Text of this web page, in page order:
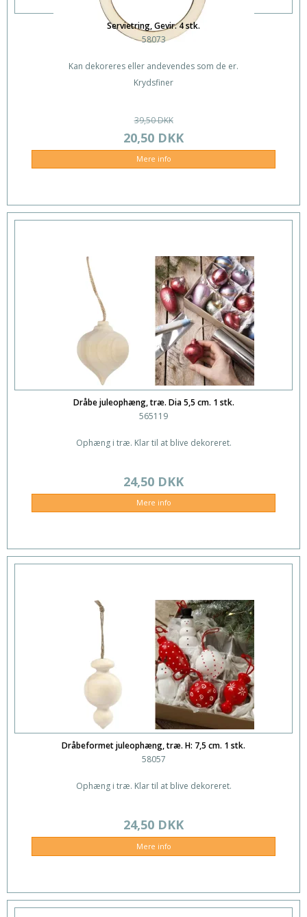
Servietring, Gevir. 4 stk.
58073
Kan dekoreres eller andevendes som de er.
Krydsfiner
39,50 DKK
20,50 DKK
Mere info
Dråbe juleophæng, træ. Dia 5,5 cm. 1 stk.
565119
Ophæng i træ. Klar til at blive dekoreret.
24,50 DKK
Mere info
Dråbeformet juleophæng, træ. H: 7,5 cm. 1 stk.
58057
Ophæng i træ. Klar til at blive dekoreret.
24,50 DKK
Mere info